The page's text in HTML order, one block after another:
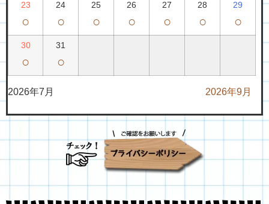
23
○
24
○
25
○
26
○
27
○
28
○
29
○
30
○
31
○
2026年7月 2026年9月